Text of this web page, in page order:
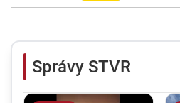
Správy STVR